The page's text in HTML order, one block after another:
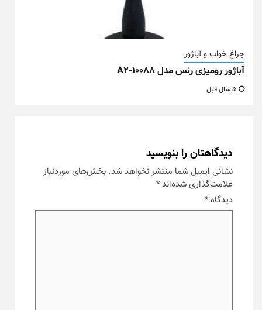
چراغ خواب و آباژور
آباژور رومیزی رنس مدل A2-10088
دیدگاهتان را بنویسید
نشانی ایمیل شما منتشر نخواهد شد. بخش‌های موردنیاز
علامت‌گذاری شده‌اند*
دیدگاه*